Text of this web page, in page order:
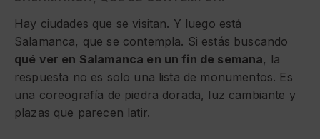
Hay ciudades que se visitan. Y luego está
Salamanca, que se contempla. Si estás buscando
qué ver en Salamanca en un fin de semana, la
respuesta no es solo una lista de monumentos. Es
una coreografía de piedra dorada, luz cambiante y
plazas que parecen latir.